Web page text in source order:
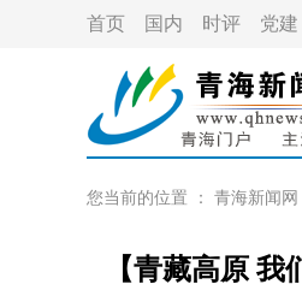
首页 国内 时评 党建
您当前的位置 ： 青海新闻网
【青藏高原